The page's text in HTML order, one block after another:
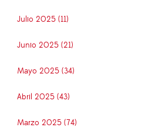
Julio 2025 (11)
Junio 2025 (21)
Mayo 2025 (34)
Abril 2025 (43)
Marzo 2025 (74)